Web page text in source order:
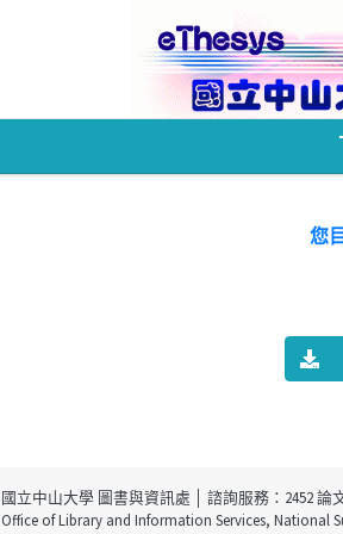
您
國立中山大學 圖書與資訊處 │ 諮詢服務：2452 論
Office of Library and Information Services, National